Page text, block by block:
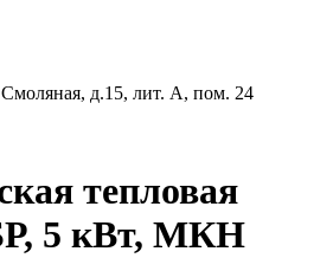
Смоляная, д.15, лит. А, пом. 24
тепловая
5 кВт, МКН